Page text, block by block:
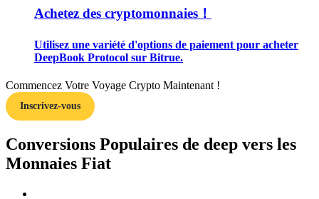
Achetez des cryptomonnaies！
Utilisez une variété d'options de paiement pour acheter
DeepBook Protocol sur Bitrue.
Commencez Votre Voyage Crypto Maintenant !
Inscrivez-vous
Conversions Populaires de deep vers les
Monnaies Fiat